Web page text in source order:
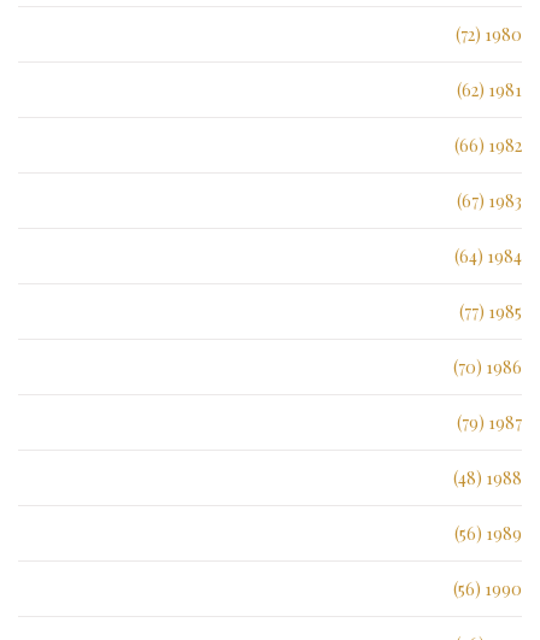
1980 (72)
1981 (62)
1982 (66)
1983 (67)
1984 (64)
1985 (77)
1986 (70)
1987 (79)
1988 (48)
1989 (56)
1990 (56)